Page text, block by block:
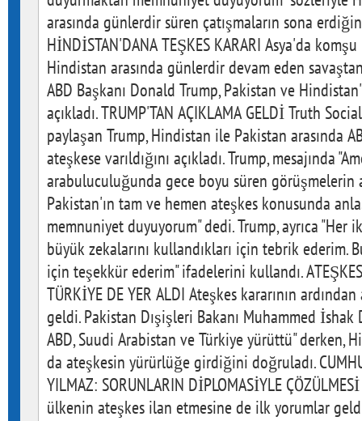
arasında günlerdir süren çatışmaların sona erdiğini
HİNDİSTAN'DANA TEŞKES KARARI Asya'da
Hindistan arasında günlerdir devam eden
ABD Başkanı Donald Trump, Pakistan ve
açıkladı. TRUMP'TAN AÇIKLAMA GELDİ Truth
paylaşan Trump, Hindistan ile Pakistan arasında
ateşkese varıldığını açıkladı. Trump, mesajında
arabuluculuğunda gece boyu süren görüşmelerin
Pakistan'ın tam ve hemen ateşkes konusunda
memnuniyet duyuyorum" dedi. Trump, ayrıca "Her
büyük zekalarını kullandıkları için tebrik
için teşekkür ederim" ifadelerini kullandı.
TÜRKİYE DE YER ALDI Ateşkes kararının
geldi. Pakistan Dışişleri Bakanı Muhammed İshak
ABD, Suudi Arabistan ve Türkiye yürüttü" derken,
da ateşkesin yürürlüğe girdiğini doğruladı.
YILMAZ: SORUNLARIN DİPLOMASİYLE
ülkenin ateşkes ilan etmesine de ilk yorumlar geldi.